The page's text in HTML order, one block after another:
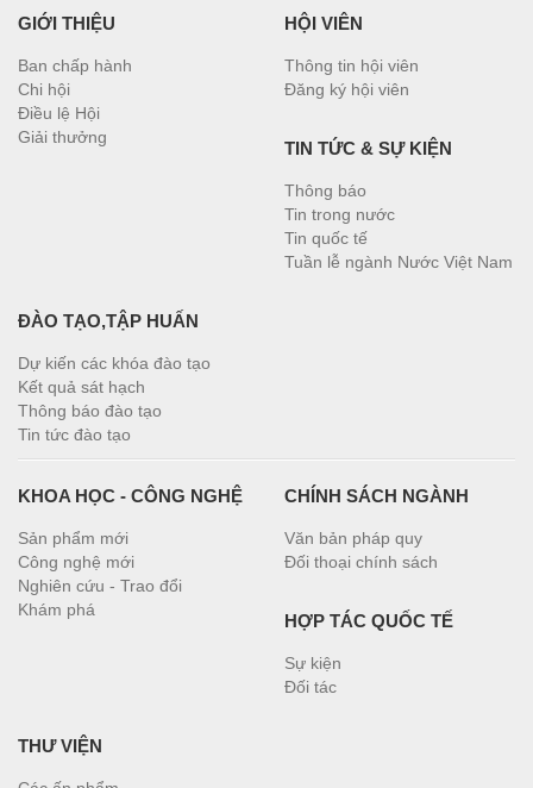
GIỚI THIỆU
Ban chấp hành
Chi hội
Điều lệ Hội
Giải thưởng
HỘI VIÊN
Thông tin hội viên
Đăng ký hội viên
TIN TỨC & SỰ KIỆN
Thông báo
Tin trong nước
Tin quốc tế
Tuần lễ ngành Nước Việt Nam
ĐÀO TẠO,TẬP HUẤN
Dự kiến các khóa đào tạo
Kết quả sát hạch
Thông báo đào tạo
Tin tức đào tạo
KHOA HỌC - CÔNG NGHỆ
Sản phẩm mới
Công nghệ mới
Nghiên cứu - Trao đổi
Khám phá
CHÍNH SÁCH NGÀNH
Văn bản pháp quy
Đối thoại chính sách
HỢP TÁC QUỐC TẾ
Sự kiện
Đối tác
THƯ VIỆN